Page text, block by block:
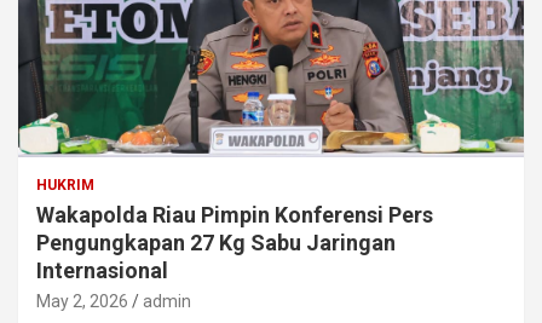
HUKRIM
Wakapolda Riau Pimpin Konferensi Pers
Pengungkapan 27 Kg Sabu Jaringan
Internasional
May 2, 2026 admin